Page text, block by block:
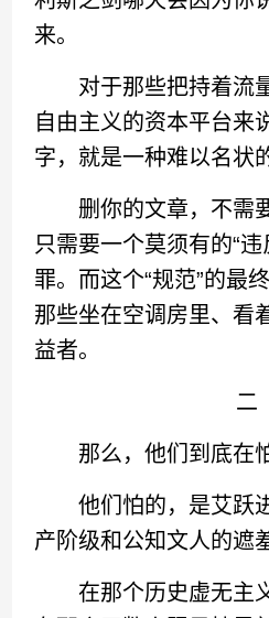
来。
对于那些把持着流
自由主义的资本平台来
字，就是一种难以名状
删你的文章，不需要
只需要一个莫须有的“
罪。而这个“规范”的最
那些坐在空调房里、看
益者。
二
那么，他们到底在怕
他们怕的，是艾跃
产阶级和公知文人的遮
在那个历史虚无主义